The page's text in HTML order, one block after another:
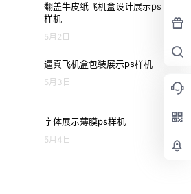
翻盖牛皮纸飞机盒设计展示ps
样机
5月2日
逼真飞机盒包装展示ps样机
5月3日
字体展示薄膜ps样机
5月4日